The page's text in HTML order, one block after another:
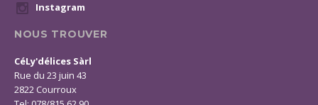
Instagram
NOUS TROUVER
CéLy'délices Sàrl
Rue du 23 juin 43
2822 Courroux